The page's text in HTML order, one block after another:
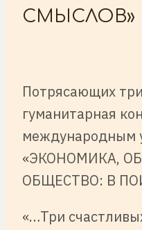
СМЫСЛОВ»
Потрясающих
гуманитарная
международным
«ЭКОНОМИКА,
ОБЩЕСТВО: В
«…Три